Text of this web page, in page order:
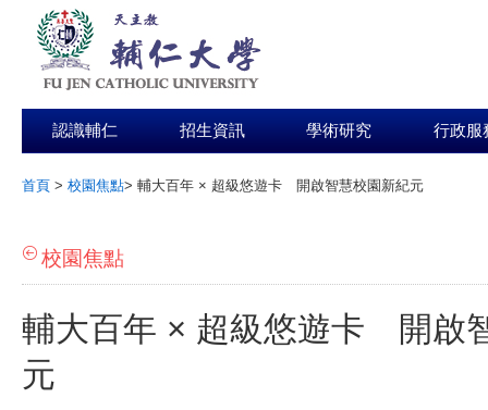
認識輔仁 招生資訊 學術研究 行政服
首頁 > 校園焦點> 輔大百年 × 超級悠遊卡 開啟智慧校園新紀元
校園焦點
輔大百年 × 超級悠遊卡 開啟
元